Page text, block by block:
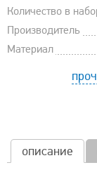
Количество в
Производитель
Материал
описание